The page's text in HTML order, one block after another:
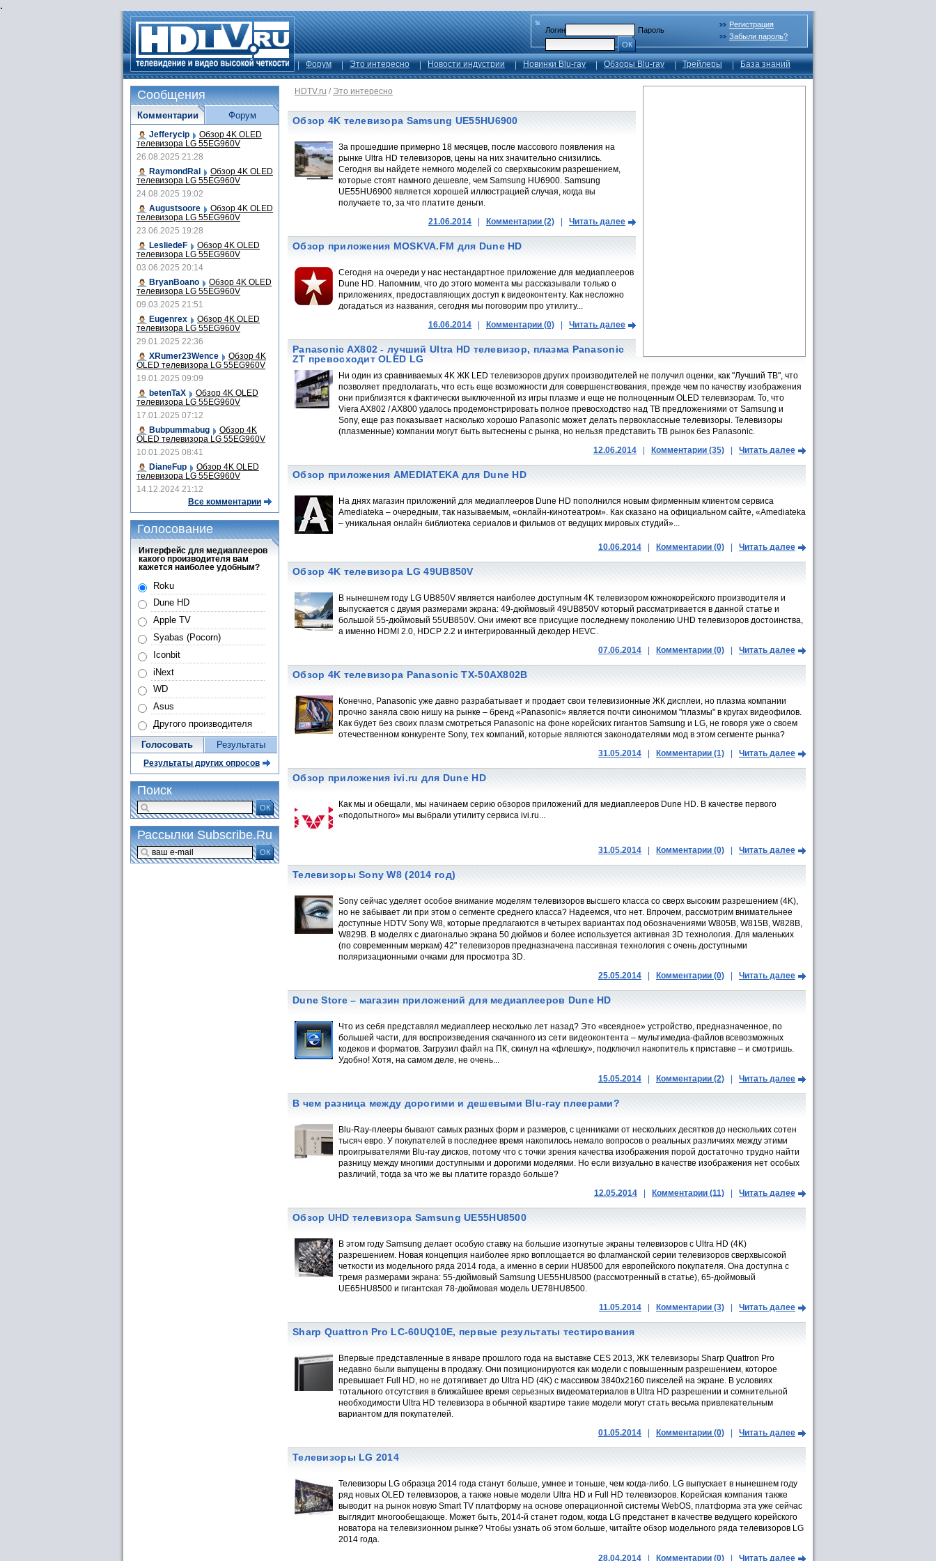
.
Логин
Пароль
ОК
Регистрация
Забыли пароль?
Форум Это интересно Новости индустрии Новинки Blu-ray Обзоры Blu-ray Трейлеры База знаний
HDTV.ru / Это интересно
Обзор 4K телевизора Samsung UE55HU6900
За прошедшие примерно 18 месяцев, после массового появления на
рынке Ultra HD телевизоров, цены на них значительно снизились.
Сегодня вы найдете немного моделей со сверхвысоким разрешением,
которые стоят намного дешевле, чем Samsung HU6900. Samsung
UE55HU6900 является хорошей иллюстрацией случая, когда вы
получаете то, за что платите деньги.
21.06.2014
Комментарии (2) Читать далее
Обзор приложения MOSKVA.FM для Dune HD
Сегодня на очереди у нас нестандартное приложение для медиаплееров
Dune HD. Напомним, что до этого момента мы рассказывали только о
приложениях, предоставляющих доступ к видеоконтенту. Как несложно
догадаться из названия, сегодня мы поговорим про утилиту...
16.06.2014
Комментарии (0) Читать далее
Panasonic AX802 - лучший Ultra HD телевизор, плазма Panasonic
ZT превосходит OLED LG
Ни один из сравниваемых 4K ЖК LED телевизоров других производителей не получил оценки, как "Лучший ТВ", что
позволяет предполагать, что есть еще возможности для совершенствования, прежде чем по качеству изображения
они приблизятся к фактически выключенной из игры плазме и еще не полноценным OLED телевизорам. То, что
Viera AX802 / AX800 удалось продемонстрировать полное превосходство над ТВ предложениями от Samsung и
Sony, еще раз показывает насколько хорошо Panasonic может делать первоклассные телевизоры. Телевизоры
(плазменные) компании могут быть вытеснены с рынка, но нельзя представить ТВ рынок без Panasonic.
12.06.2014
Комментарии (35) Читать далее
Обзор приложения AMEDIATEKA для Dune HD
На днях магазин приложений для медиаплееров Dune HD пополнился новым фирменным клиентом сервиса
Amediateka – очередным, так называемым, «онлайн-кинотеатром». Как сказано на официальном сайте, «Amediateka
– уникальная онлайн библиотека сериалов и фильмов от ведущих мировых студий»...
10.06.2014 Комментарии (0) Читать далее
Обзор 4K телевизора LG 49UB850V
В нынешнем году LG UB850V является наиболее доступным 4K телевизором южнокорейского производителя и
выпускается с двумя размерами экрана: 49-дюймовый 49UB850V который рассматривается в данной статье и
большой 55-дюймовый 55UB850V. Они имеют все присущие последнему поколению UHD телевизоров достоинства,
а именно HDMI 2.0, HDCP 2.2 и интегрированный декодер HEVC.
07.06.2014
Комментарии (0) Читать далее
Обзор 4K телевизора Panasonic TX-50AX802B
Конечно, Panasonic уже давно разрабатывает и продает свои телевизионные ЖК дисплеи, но плазма компании
прочно заняла свою нишу на рынке – бренд «Panasonic» является почти синонимом "плазмы" в кругах видеофилов.
Как будет без своих плазм смотреться Panasonic на фоне корейских гигантов Samsung и LG, не говоря уже о своем
отечественном конкуренте Sony, тех компаний, которые являются законодателями мод в этом сегменте рынка?
31.05.2014
Комментарии (1) Читать далее
Обзор приложения ivi.ru для Dune HD
Как мы и обещали, мы начинаем серию обзоров приложений для медиаплееров Dune HD. В качестве первого
«подопытного» мы выбрали утилиту сервиса ivi.ru...
31.05.2014 Комментарии (0) Читать далее
Телевизоры Sony W8 (2014 год)
Sony сейчас уделяет особое внимание моделям телевизоров высшего класса со сверх высоким разрешением (4K),
но не забывает ли при этом о сегменте среднего класса? Надеемся, что нет. Впрочем, рассмотрим внимательнее
доступные HDTV Sony W8, которые предлагаются в четырех вариантах под обозначениями W805B, W815B, W828B,
W829B. В моделях с диагональю экрана 50 дюймов и более используется активная 3D технология. Для маленьких
(по современным меркам) 42" телевизоров предназначена пассивная технология с очень доступными
поляризационными очками для просмотра 3D.
25.05.2014
Комментарии (0) Читать далее
Dune Store – магазин приложений для медиаплееров Dune HD
Что из себя представлял медиаплеер несколько лет назад? Это «всеядное» устройство, предназначенное, по
большей части, для воспроизведения скачанного из сети видеоконтента – мультимедиа-файлов всевозможных
кодеков и форматов. Загрузил файл на ПК, скинул на «флешку», подключил накопитель к приставке – и смотришь.
Удобно! Хотя, на самом деле, не очень...
15.05.2014
Комментарии (2) Читать далее
В чем разница между дорогими и дешевыми Blu-ray плеерами?
Blu-Ray-плееры бывают самых разных форм и размеров, с ценниками от нескольких десятков до нескольких сотен
тысяч евро. У покупателей в последнее время накопилось немало вопросов о реальных различиях между этими
проигрывателями Blu-ray дисков, потому что с точки зрения качества изображения порой достаточно трудно найти
разницу между многими доступными и дорогими моделями. Но если визуально в качестве изображения нет особых
различий, тогда за что же вы платите гораздо больше?
12.05.2014
Комментарии (11) Читать далее
Обзор UHD телевизора Samsung UE55HU8500
В этом году Samsung делает особую ставку на большие изогнутые экраны телевизоров с Ultra HD (4K)
разрешением. Новая концепция наиболее ярко воплощается во флагманской серии телевизоров сверхвысокой
четкости из модельного ряда 2014 года, а именно в серии HU8500 для европейского покупателя. Она доступна с
тремя размерами экрана: 55-дюймовый Samsung UE55HU8500 (рассмотренный в статье), 65-дюймовый
UE65HU8500 и гигантская 78-дюймовая модель UE78HU8500.
11.05.2014
Комментарии (3) Читать далее
Sharp Quattron Pro LC-60UQ10E, первые результаты тестирования
Впервые представленные в январе прошлого года на выставке CES 2013, ЖК телевизоры Sharp Quattron Pro
недавно были выпущены в продажу. Они позиционируются как модели с повышенным разрешением, которое
превышает Full HD, но не дотягивает до Ultra HD (4K) с массивом 3840x2160 пикселей на экране. В условиях
тотального отсутствия в ближайшее время серьезных видеоматериалов в Ultra HD разрешении и сомнительной
необходимости Ultra HD телевизора в обычной квартире такие модели могут стать весьма привлекательным
вариантом для покупателей.
01.05.2014
Комментарии (0) Читать далее
Телевизоры LG 2014
Телевизоры LG образца 2014 года станут больше, умнее и тоньше, чем когда-либо. LG выпускает в нынешнем году
ряд новых OLED телевизоров, а также новые модели Ultra HD и Full HD телевизоров. Корейская компания также
выводит на рынок новую Smart TV платформу на основе операционной системы WebOS, платформа эта уже сейчас
выглядит многообещающе. Может быть, 2014-й станет годом, когда LG предстанет в качестве ведущего корейского
новатора на телевизионном рынке? Чтобы узнать об этом больше, читайте обзор модельного ряда телевизоров LG
2014 года.
28.04.2014
Комментарии (0) Читать далее
Сообщения
Комментарии
Jefferycip Обзор 4K OLED
телевизора LG 55EG960V
26.08.2025 21:28
RaymondRal
Обзор 4K OLED
телевизора LG 55EG960V
24.08.2025 19:02
Augustsoore
Обзор 4K OLED
телевизора LG 55EG960V
23.06.2025 19:28
LesliedeF
Обзор 4K OLED
телевизора LG 55EG960V
03.06.2025 20:14
BryanBoano
Обзор 4K OLED
телевизора LG 55EG960V
09.03.2025 21:51
Eugenrex
Обзор 4K OLED
телевизора LG 55EG960V
29.01.2025 22:36
XRumer23Wence
Обзор 4K
OLED телевизора LG 55EG960V
19.01.2025 09:09
betenTaX
Обзор 4K OLED
телевизора LG 55EG960V
17.01.2025 07:12
Bubpummabug
Обзор 4K
OLED телевизора LG 55EG960V
10.01.2025 08:41
DianeFup
Обзор 4K OLED
телевизора LG 55EG960V
14.12.2024 21:12
Все комментарии
Форум
Голосование
Интерфейс для медиаплееров
какого производителя вам
кажется наиболее удобным?
Roku
Dune HD
Apple TV
Syabas (Pocorn)
Iconbit
iNext
WD
Asus
Другого производителя
Голосовать Результаты
Результаты других опросов
Поиск
ОК
Рассылки Subscribe.Ru
ОК